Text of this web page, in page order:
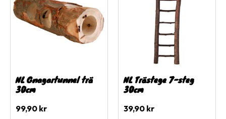
NL Gnagartunnel trä
30cm
99,90 kr
NL Trästege 7-steg
30cm
39,90 kr